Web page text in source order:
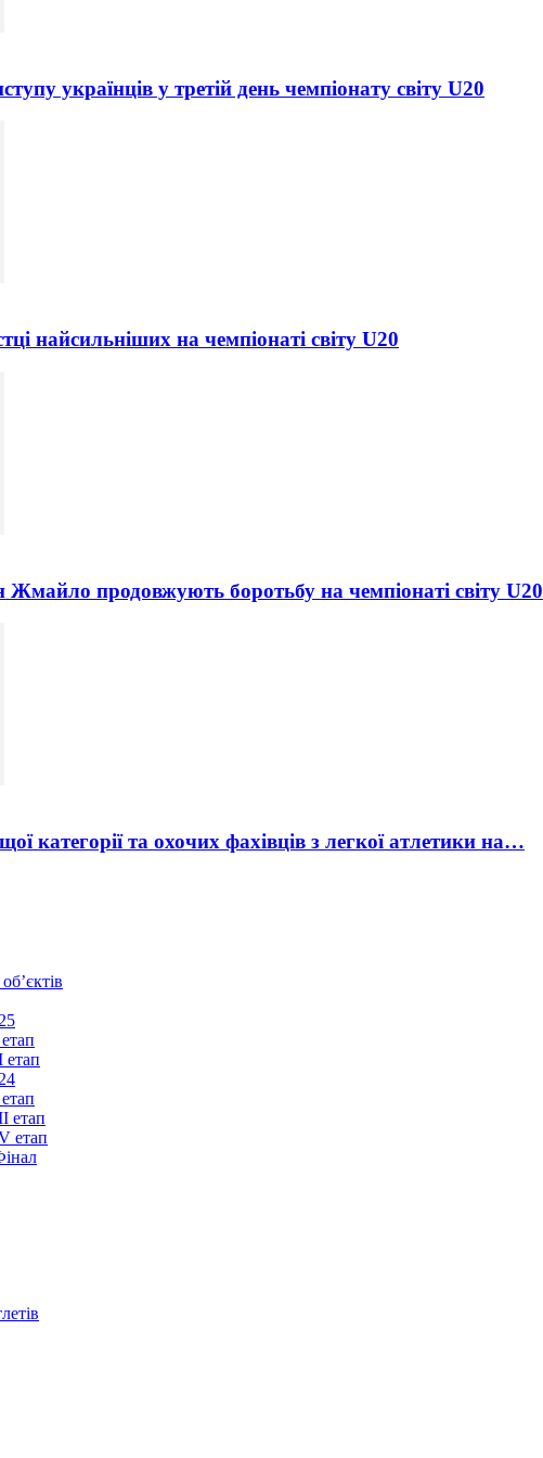
українців у третій день чемпіонату світу U20
найсильніших на чемпіонаті світу U20
Жмайло продовжують боротьбу на чемпіонаті світу U20
категорії та охочих фахівців з легкої атлетики на…
етап
етап
етап